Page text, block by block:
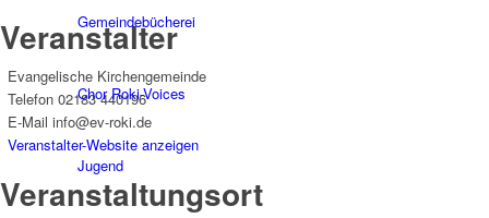
Gemeindebücherei
Chor Roki-Voices
Jugend
Veranstalter
Evangelische Kirchengemeinde
Telefon 02183 440196
E-Mail info@ev-roki.de
Veranstalter-Website anzeigen
Veranstaltungsort